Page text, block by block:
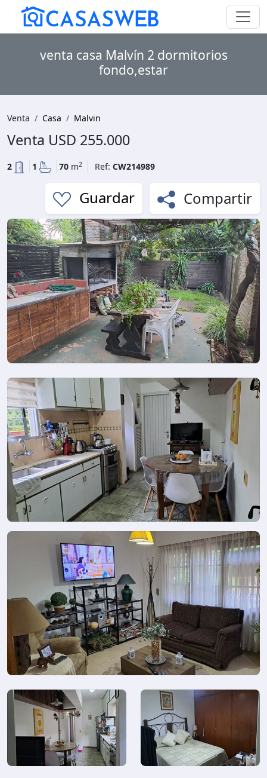
venta casa Malvín 2 dormitorios
fondo,estar
Venta Casa Malvin
Venta USD 255.000
2 1 70 m2 Ref:CW214989
Guardar Compartir